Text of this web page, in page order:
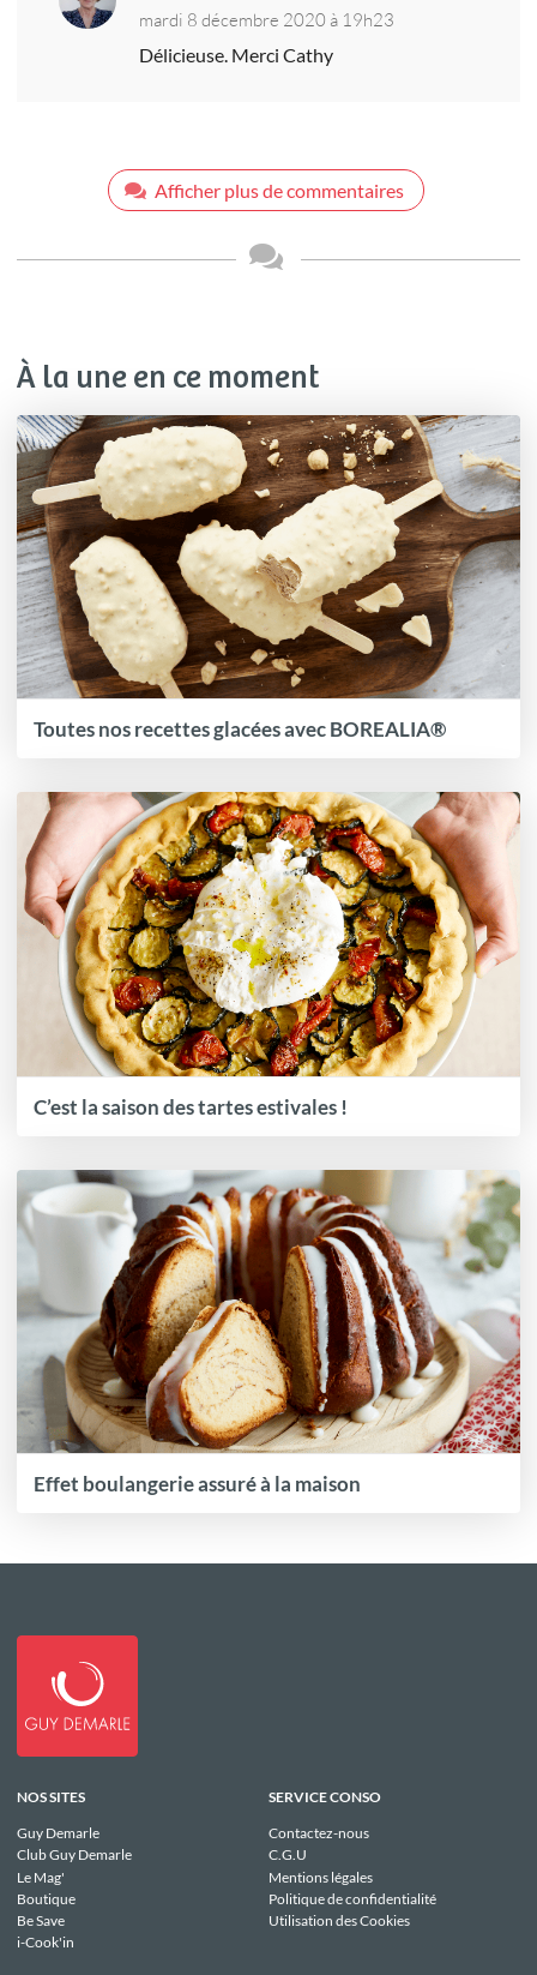
mardi 8 décembre 2020 à 19h23
Délicieuse. Merci Cathy
Afficher plus de commentaires
À la une en ce moment
Toutes nos recettes glacées avec BOREALIA®
C’est la saison des tartes estivales !
Effet boulangerie assuré à la maison
NOS SITES
Guy Demarle
Club Guy Demarle
Le Mag'
Boutique
Be Save
i-Cook'in
SERVICE CONSO
Contactez-nous
C.G.U
Mentions légales
Politique de confidentialité
Utilisation des Cookies